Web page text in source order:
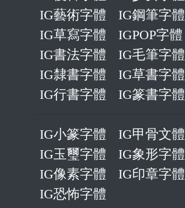
IG藝術字體
IG鋼筆字體
IG草寫字體
IGPOP字體
IG書法字體
IG毛筆字體
IG隸書字體
IG草書字體
IG行書字體
IG篆書字體
IG小篆字體
IG甲骨文體
IG玉璽字體
IG象形字體
IG像素字體
IG印章字體
IG恐怖字體